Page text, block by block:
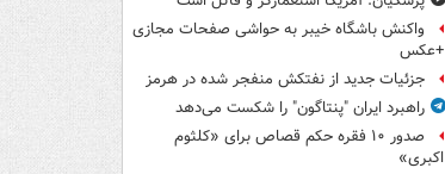
واکنش باشگاه خیبر به حواشی صفحات مجازی
+عکس
جزئیات جدید از نفتکش منفجر شده در هرمز
راهبرد ایران "پنتاگون" را شکست می‌دهد
صدور ۱۰ فقره حکم قصاص برای «کلثوم
اکبری»